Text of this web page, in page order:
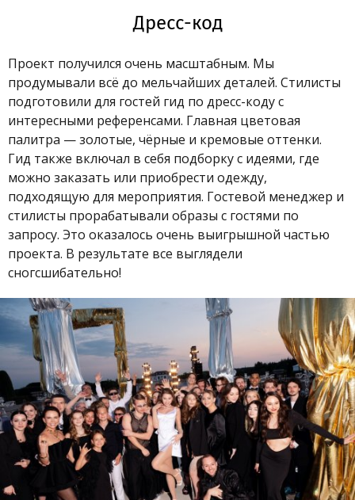
Дресс-код
Проект получился очень масштабным. Мы
продумывали всё до мельчайших деталей. Стилисты
подготовили для гостей гид по дресс-коду с
интересными референсами. Главная цветовая
палитра — золотые, чёрные и кремовые оттенки.
Гид также включал в себя подборку с идеями, где
можно заказать или приобрести одежду,
подходящую для мероприятия. Гостевой менеджер и
стилисты прорабатывали образы с гостями по
запросу. Это оказалось очень выигрышной частью
проекта. В результате все выглядели
сногсшибательно!